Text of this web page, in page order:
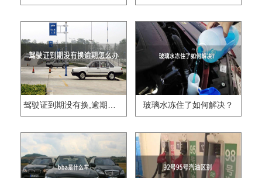
驾驶证到期没有换,逾期怎么办?? 玻璃水冻住了如何解决？